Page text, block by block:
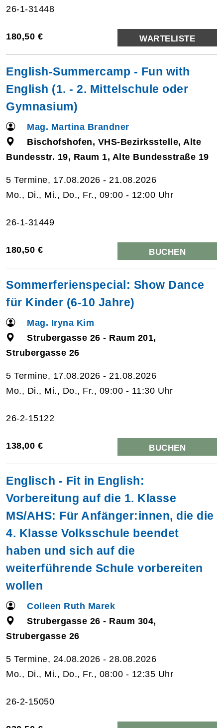
26-1-31448
180,50 € WARTELISTE
English-Summercamp - Fun with
English (1. - 2. Mittelschule oder
Gymnasium)
Mag. Martina Brandner
Bischofshofen, VHS-Bezirksstelle, Alte
Bundesstr. 19, Raum 1, Alte Bundesstraße 19
5 Termine, 17.08.2026 - 21.08.2026
Mo., Di., Mi., Do., Fr., 09:00 - 12:00 Uhr
26-1-31449
180,50 € BUCHEN
Sommerferienspecial: Show Dance
für Kinder (6-10 Jahre)
Mag. Iryna Kim
Strubergasse 26 - Raum 201,
Strubergasse 26
5 Termine, 17.08.2026 - 21.08.2026
Mo., Di., Mi., Do., Fr., 09:00 - 11:30 Uhr
26-2-15122
138,00 € BUCHEN
Englisch - Fit in English:
Vorbereitung auf die 1. Klasse
MS/AHS: Für Anfänger:innen, die die
4. Klasse Volksschule beendet
haben und sich auf die
weiterführende Schule vorbereiten
wollen
Colleen Ruth Marek
Strubergasse 26 - Raum 304,
Strubergasse 26
5 Termine, 24.08.2026 - 28.08.2026
Mo., Di., Mi., Do., Fr., 08:00 - 12:35 Uhr
26-2-15050